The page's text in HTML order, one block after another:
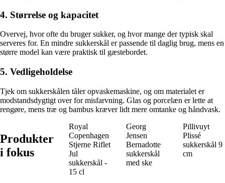
4. Størrelse og kapacitet
Overvej, hvor ofte du bruger sukker, og hvor mange der typisk skal
serveres for. En mindre sukkerskål er passende til daglig brug, mens en
større model kan være praktisk til gæstebordet.
5. Vedligeholdelse
Tjek om sukkerskålen tåler opvaskemaskine, og om materialet er
modstandsdygtigt over for misfarvning. Glas og porcelæn er lette at
rengøre, mens træ og bambus kræver lidt mere omtanke og håndvask.
Produkter
i fokus
Royal
Copenhagen
Stjerne Riflet
Jul
sukkerskål -
15 cl
Georg
Jensen
Bernadotte
sukkerskål
med ske
Pillivuyt
Plissé
sukkerskål 9
cm